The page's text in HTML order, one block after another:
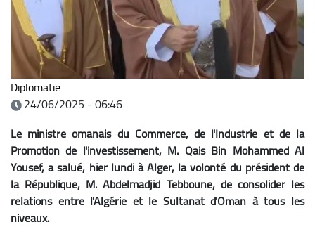
Diplomatie
24/06/2025 - 06:46
Le ministre omanais du Commerce, de l'Industrie et de la
Promotion de l'investissement, M. Qais Bin Mohammed Al
Yousef, a salué, hier lundi à Alger, la volonté du président de
la République, M. Abdelmadjid Tebboune, de consolider les
relations entre l'Algérie et le Sultanat d'Oman à tous les
niveaux.